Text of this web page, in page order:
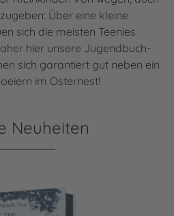
Über eine kleine
sich die meisten Teenies
hier unsere Jugendbuch-
sich garantiert gut neben ein
im Osternest!
Neuheiten